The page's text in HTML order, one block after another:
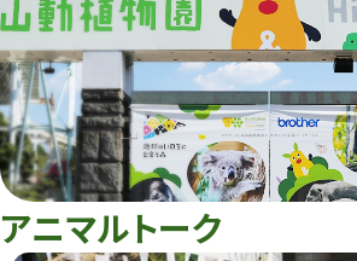
動物園
再生
アニマルトーク